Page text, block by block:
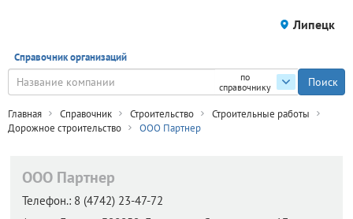
Липецк
Справочник организаций
по
справочнику
Главная Справочник Строительство
Строительные работы
Дорожное строительство
ООО Партнер
ООО Партнер
Телефон.: 8 (4742) 23-47-72